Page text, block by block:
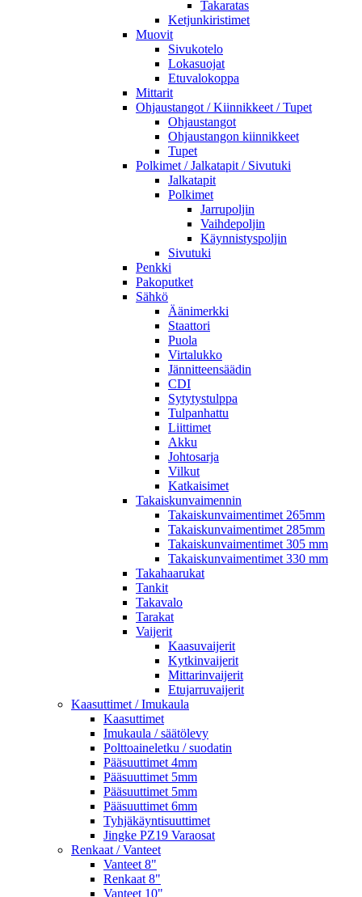
Takaratas
Ketjunkiristimet
Muovit
Sivukotelo
Lokasuojat
Etuvalokoppa
Mittarit
Ohjaustangot / Kiinnikkeet / Tupet
Ohjaustangot
Ohjaustangon kiinnikkeet
Tupet
Polkimet / Jalkatapit / Sivutuki
Jalkatapit
Polkimet
Jarrupoljin
Vaihdepoljin
Käynnistyspoljin
Sivutuki
Penkki
Pakoputket
Sähkö
Äänimerkki
Staattori
Puola
Virtalukko
Jännitteensäädin
CDI
Sytytystulppa
Tulpanhattu
Liittimet
Akku
Johtosarja
Vilkut
Katkaisimet
Takaiskunvaimennin
Takaiskunvaimentimet 265mm
Takaiskunvaimentimet 285mm
Takaiskunvaimentimet 305 mm
Takaiskunvaimentimet 330 mm
Takahaarukat
Tankit
Takavalo
Tarakat
Vaijerit
Kaasuvaijerit
Kytkinvaijerit
Mittarinvaijerit
Etujarruvaijerit
Kaasuttimet / Imukaula
Kaasuttimet
Imukaula / säätölevy
Polttoaineletku / suodatin
Pääsuuttimet 4mm
Pääsuuttimet 5mm
Pääsuuttimet 5mm
Pääsuuttimet 6mm
Tyhjäkäyntisuuttimet
Jingke PZ19 Varaosat
Renkaat / Vanteet
Vanteet 8"
Renkaat 8"
Vanteet 10"